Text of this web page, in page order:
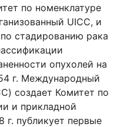
по номенклатуре
UICC, и
стадированию рака
опухолей на
г. Международный
создает Комитет по
и прикладной
г. публикует первые